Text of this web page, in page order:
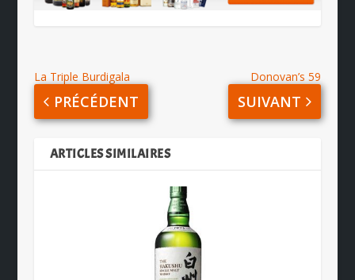
La Triple Burdigala
PRÉCÉDENT
Donovan’s 59
SUIVANT
ARTICLES SIMILAIRES